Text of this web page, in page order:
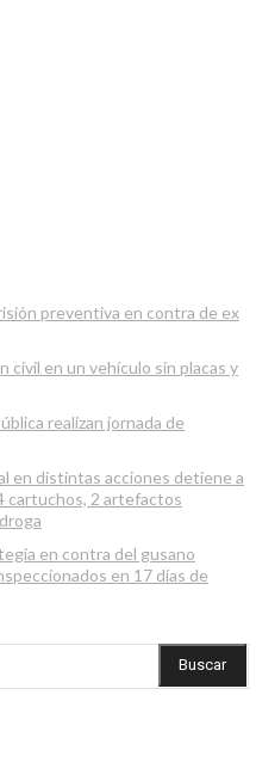
preventiva en contra de ex
en un vehículo sin placas y
realizan jornada de
en distintas acciones detiene a
cartuchos, 2 artefactos
en contra del gusano
en 17 días de
Buscar